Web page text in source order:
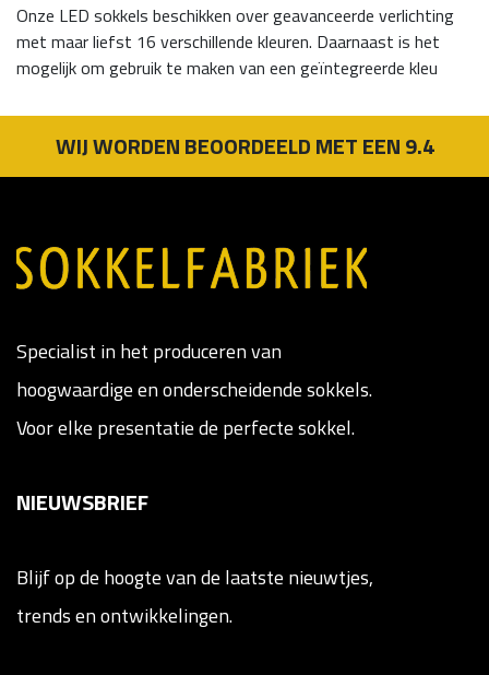
Onze LED sokkels beschikken over geavanceerde verlichting
met maar liefst 16 verschillende kleuren. Daarnaast is het
mogelijk om gebruik te maken van een geïntegreerde kleu
WIJ WORDEN BEOORDEELD MET EEN 9.4
Specialist in het produceren van
hoogwaardige en onderscheidende sokkels.
Voor elke presentatie de perfecte sokkel.
NIEUWSBRIEF
Blijf op de hoogte van de laatste nieuwtjes,
trends en ontwikkelingen.